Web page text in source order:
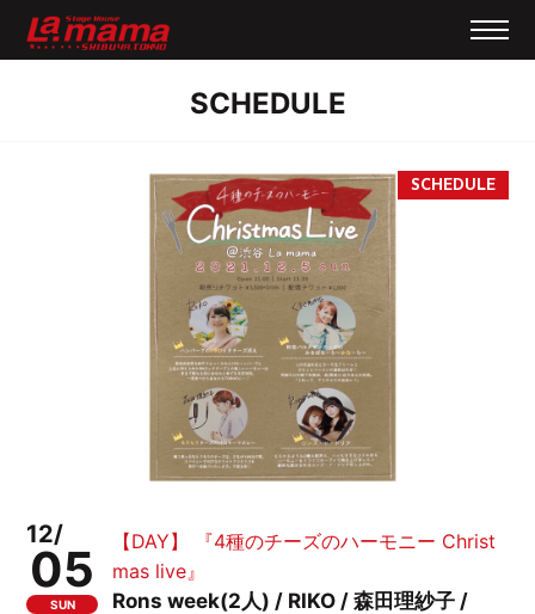
SCHEDULE
12/
05
SUN
【DAY】 『4種のチーズのハーモニー Christ
mas live』
Rons week(2人) / RIKO / 森田理紗子 /